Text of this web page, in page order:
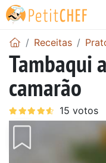
Receitas
Tambaqui
camarão